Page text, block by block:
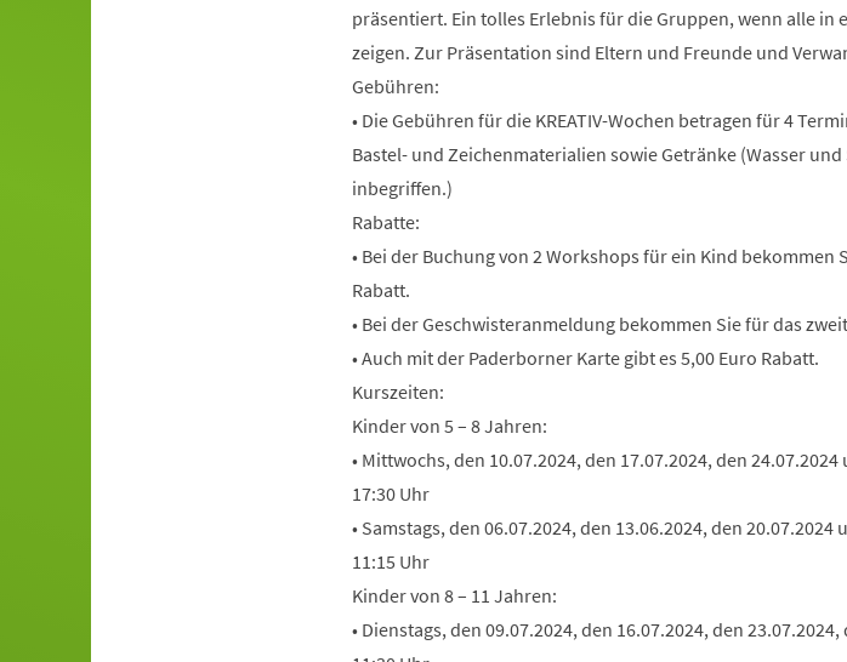
präsentiert. Ein tolles Erlebnis für die Gruppen, wenn alle in
zeigen. Zur Präsentation sind Eltern und Freunde und
Gebühren:
• Die Gebühren für die KREATIV-Wochen betragen für 4
Bastel- und Zeichenmaterialien sowie Getränke (Wasser
inbegriffen.)
Rabatte:
• Bei der Buchung von 2 Workshops für ein Kind bekommen
Rabatt.
• Bei der Geschwisteranmeldung bekommen Sie für das
• Auch mit der Paderborner Karte gibt es 5,00 Euro Rabatt.
Kurszeiten:
Kinder von 5 – 8 Jahren:
• Mittwochs, den 10.07.2024, den 17.07.2024, den
17:30 Uhr
• Samstags, den 06.07.2024, den 13.06.2024, den
11:15 Uhr
Kinder von 8 – 11 Jahren:
• Dienstags, den 09.07.2024, den 16.07.2024, den